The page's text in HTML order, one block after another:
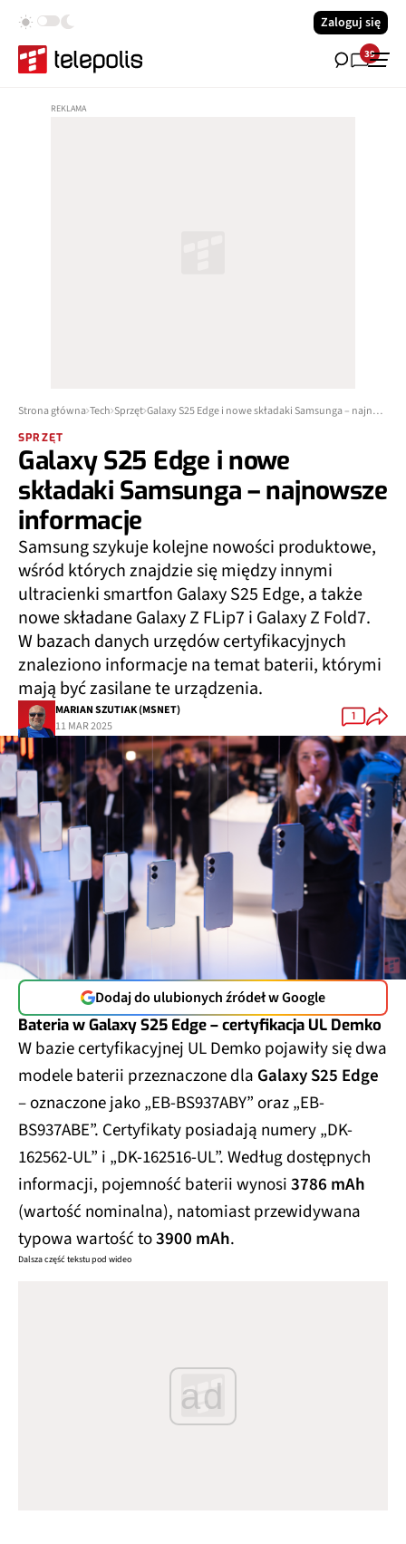
Zaloguj się
39
Strona główna Tech Sprzęt Galaxy S25 Edge i nowe składaki Samsunga – najnowsze informacje
SPRZĘT
Galaxy S25 Edge i nowe
składaki Samsunga – najnowsze
informacje
Samsung szykuje kolejne nowości produktowe,
wśród których znajdzie się między innymi
ultracienki smartfon Galaxy S25 Edge, a także
nowe składane Galaxy Z FLip7 i Galaxy Z Fold7.
W bazach danych urzędów certyfikacyjnych
znaleziono informacje na temat baterii, którymi
mają być zasilane te urządzenia.
MARIAN SZUTIAK (MSNET)
11 MAR 2025
1
Dodaj do ulubionych źródeł w Google
Bateria w Galaxy S25 Edge – certyfikacja UL Demko
W bazie certyfikacyjnej UL Demko pojawiły się dwa
modele baterii przeznaczone dla Galaxy S25 Edge
– oznaczone jako „EB-BS937ABY” oraz „EB-
BS937ABE”. Certyfikaty posiadają numery „DK-
162562-UL” i „DK-162516-UL”. Według dostępnych
informacji, pojemność baterii wynosi3786 mAh
(wartość nominalna), natomiast przewidywana
typowa wartość to3900 mAh.
Dalsza część tekstu pod wideo
ad